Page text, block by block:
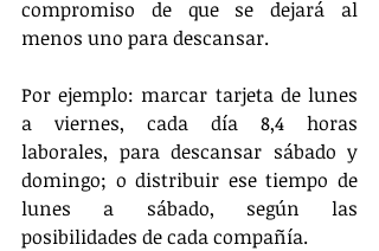
compromiso de que se dejará al
menos uno para descansar.
Por ejemplo: marcar tarjeta de lunes
a viernes, cada día 8,4 horas
laborales, para descansar sábado y
domingo; o distribuir ese tiempo de
lunes a sábado, según las
posibilidades de cada compañía.